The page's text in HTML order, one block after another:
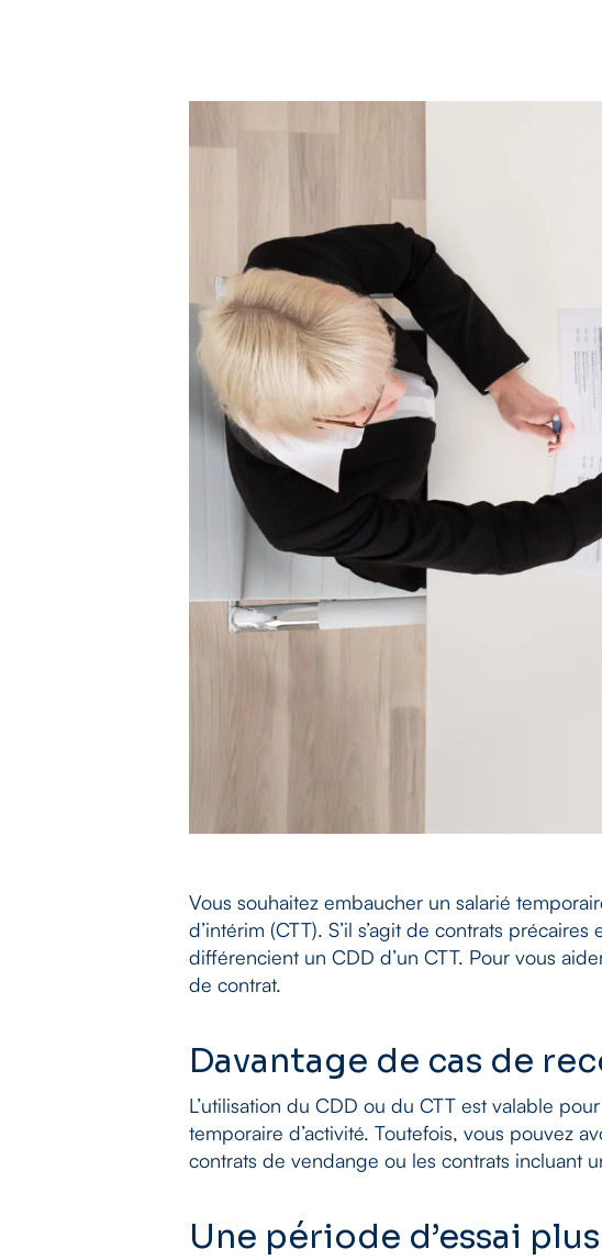
Vous souhaitez embaucher un salarié
d’intérim (CTT). S’il s’agit de contrats
différencient un CDD d’un CTT. Pour vous
de contrat.
Davantage de cas de
L’utilisation du CDD ou du CTT est valable
temporaire d’activité. Toutefois, vous pouvez
contrats de vendange ou les contrats incluant
Une période d’essai